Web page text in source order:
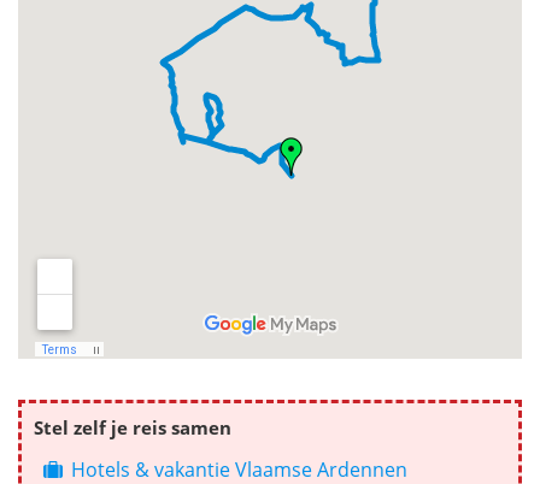
Stel zelf je reis samen
Hotels & vakantie Vlaamse Ardennen